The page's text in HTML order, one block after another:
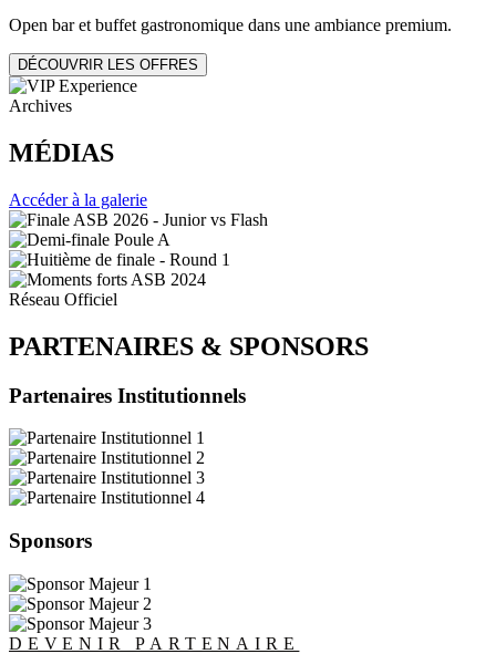
Open bar et buffet gastronomique dans une ambiance premium.
DÉCOUVRIR LES OFFRES
Archives
MÉDIAS
Accéder à la galerie
Réseau Officiel
PARTENAIRES & SPONSORS
Partenaires Institutionnels
Sponsors
DEVENIR PARTENAIRE